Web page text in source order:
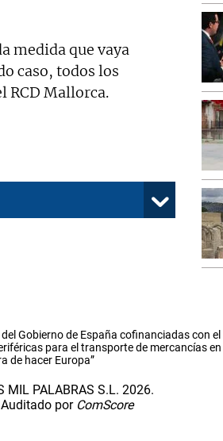
medida que vaya
caso, todos los
RCD Mallorca.
Gobierno de España cofinanciadas con
para el transporte de mercancías en
de hacer Europa”
MIL PALABRAS S.L. 2026.
Auditado por ComScore